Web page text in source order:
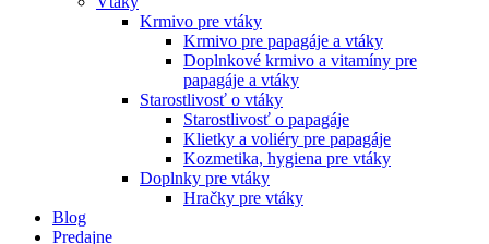
Krmivo pre vtáky
Krmivo pre papagáje a vtáky
Doplnkové krmivo a vitamíny pre
papagáje a vtáky
Starostlivosť o vtáky
Starostlivosť o papagáje
Klietky a voliéry pre papagáje
Kozmetika, hygiena pre vtáky
Doplnky pre vtáky
Hračky pre vtáky
Blog
Predajne